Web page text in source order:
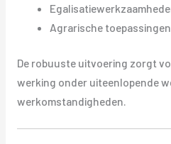
Agrarische toepassingen
De robuuste uitvoering zorgt
werking onder uiteenlopende
werkomstandigheden.